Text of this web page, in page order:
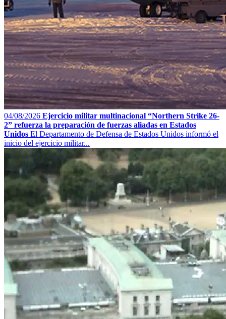
04/08/2026 Ejercicio militar multinacional “Northern Strike 26-
2” refuerza la preparación de fuerzas aliadas en Estados
Unidos El Departamento de Defensa de Estados Unidos informó el
inicio del ejercicio militar...